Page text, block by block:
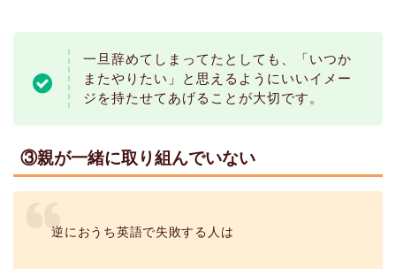
一旦辞めてしまってたとしても、「いつか
またやりたい」と思えるようにいいイメー
ジを持たせてあげることが大切です。
③親が一緒に取り組んでいない
逆におうち英語で失敗する人は